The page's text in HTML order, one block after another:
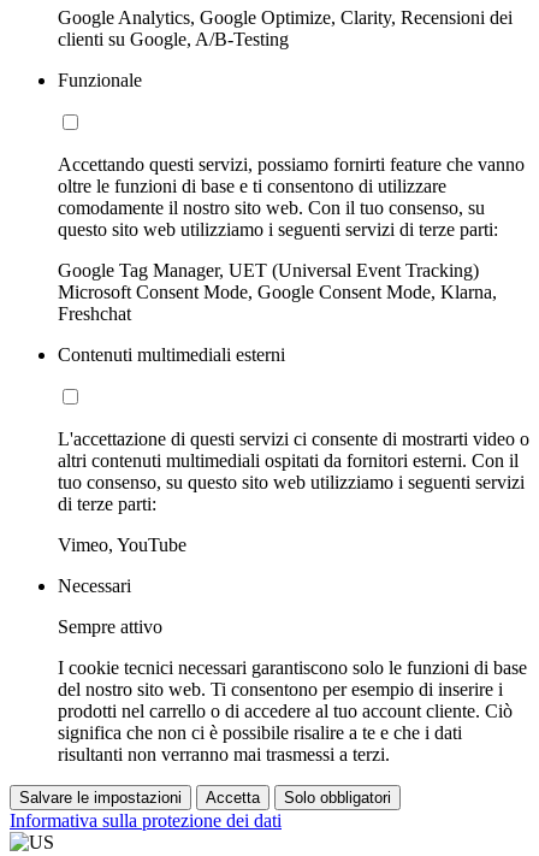
Google Analytics, Google Optimize, Clarity, Recensioni dei
clienti su Google, A/B-Testing
Funzionale
Accettando questi servizi, possiamo fornirti feature che vanno
oltre le funzioni di base e ti consentono di utilizzare
comodamente il nostro sito web. Con il tuo consenso, su
questo sito web utilizziamo i seguenti servizi di terze parti:
Google Tag Manager, UET (Universal Event Tracking)
Microsoft Consent Mode, Google Consent Mode, Klarna,
Freshchat
Contenuti multimediali esterni
L'accettazione di questi servizi ci consente di mostrarti video o
altri contenuti multimediali ospitati da fornitori esterni. Con il
tuo consenso, su questo sito web utilizziamo i seguenti servizi
di terze parti:
Vimeo, YouTube
Necessari
Sempre attivo
I cookie tecnici necessari garantiscono solo le funzioni di base
del nostro sito web. Ti consentono per esempio di inserire i
prodotti nel carrello o di accedere al tuo account cliente. Ciò
significa che non ci è possibile risalire a te e che i dati
risultanti non verranno mai trasmessi a terzi.
Salvare le impostazioni Accetta Solo obbligatori
Informativa sulla protezione dei dati